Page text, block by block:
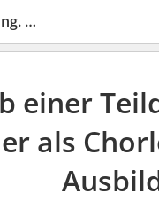
einer
als